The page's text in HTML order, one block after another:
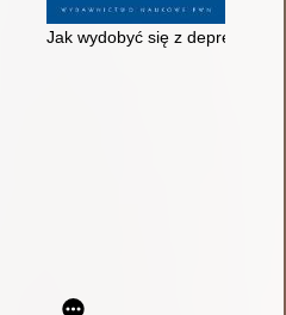
sobie : depresja dzieci i młodzieży
Jak wydobyć się z depresji